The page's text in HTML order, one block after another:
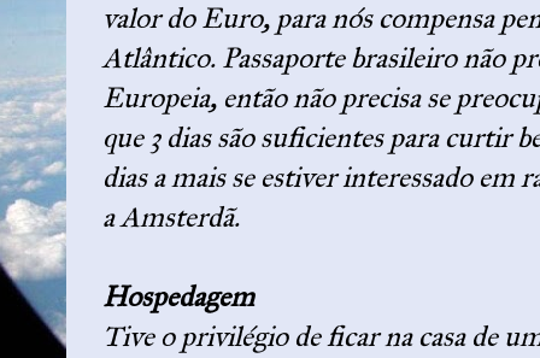
valor do Euro, para nós compensa
Atlântico. Passaporte brasileiro não
Europeia, então não precisa se
que 3 dias são suficientes para curtir
dias a mais se estiver interessado em
a Amsterdã.
Hospedagem
Tive o privilégio de ficar na casa de